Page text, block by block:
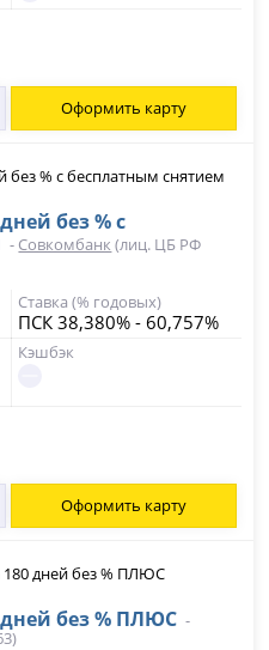
Оформить карту
без % с
- Совкомбанк (лиц. ЦБ РФ
Ставка (% годовых)
ПСК 38,380% - 60,757%
Кэшбэк
Оформить карту
без % ПЛЮС -